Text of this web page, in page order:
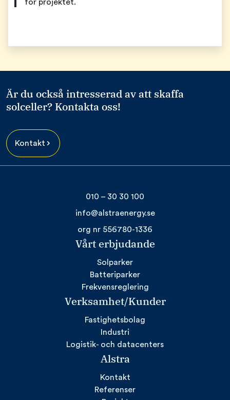
för projektet.
Är du också intresserad av att skaffa
solceller? Kontakta oss!
Kontakt
010 – 30 30 100
info@alstraenergy.se
org nr 556780-1336
Vårt erbjudande
Solparker
Batteriparker
Frekvensreglering
Verksamhet/Kunder
Fastighetsbolag
Industri
Logistik- och datacenters
Alstra
Kontakt
Referenser